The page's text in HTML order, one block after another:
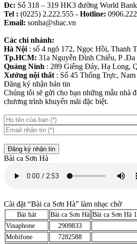
Đc: Số 318 – 319 HK3 đường World
Tel : (0225) 2.222.555 - Hotline:
Email: sonha@shac.vn
Các chi nhánh:
Hà Nội : số 4 ngõ 172, Ngọc Hồi, Thanh
Tp.HCM: 31a Nguyễn Đình Chiểu, P
Quảng Ninh : 289 Giếng Đáy, Hạ Long,
Xưởng nội thất : Số 45 Thống Trực,
Đăng ký nhận bản tin
Chúng tôi sẽ gửi cho bạn những mẫu nhà
chương trình khuyến mãi đặc biệt.
Đăng ký nhận tin
Bài ca Sơn Hà
Cài đặt “Bài ca Sơn Hà” làm nhạc chờ
Bài hát Bài ca Sơn Hà Bài ca Sơn Hà 1
Vinaphone
2909833
Mobifone
7282588